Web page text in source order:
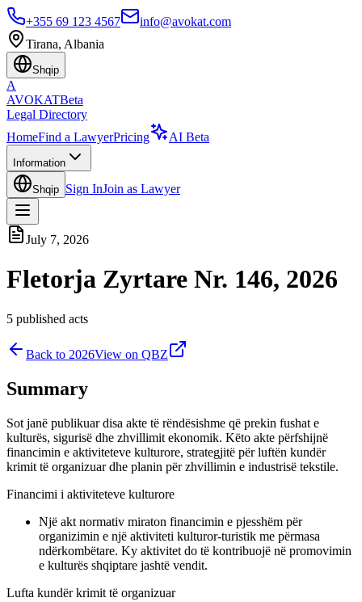
+355 69 123 4567
info@avokat.com
Tirana, Albania
Shqip
A
AVOKATBeta
Legal Directory
HomeFind a LawyerPricing AI Beta
Information
Shqip Sign InJoin as Lawyer
July 7, 2026
Fletorja Zyrtare Nr. 146, 2026
5 published acts
Back to 2026View on QBZ
Summary
Sot janë publikuar disa akte të rëndësishme që prekin fushat e
kulturës, sigurisë dhe zhvillimit ekonomik. Këto akte përfshijnë
financimin e aktiviteteve kulturore, strategjitë për luftën kundër
krimit të organizuar dhe planin për zhvillimin e industrisë tekstile.
Financimi i aktiviteteve kulturore
Një akt normativ miraton financimin e pjesshëm për
organizimin e një aktiviteti kulturor-turistik me përmasa
ndërkombëtare. Ky aktivitet do të kontribuojë në promovimin
e kulturës shqiptare jashtë vendit.
Lufta kundër krimit të organizuar